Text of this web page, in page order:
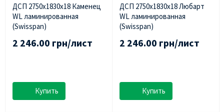
ДСП 2750х1830х18 Каменец
WL ламинированная
(Swisspan)
2 246.00 грн/лист
Купить
ДСП 2750х1830х18 Любарт
WL ламинированная
(Swisspan)
2 246.00 грн/лист
Купить